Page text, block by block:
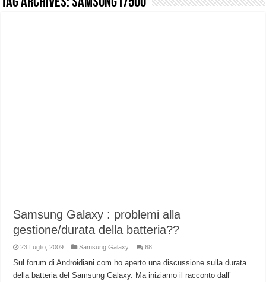
Samsung Galaxy : problemi alla
gestione/durata della batteria??
23 Luglio, 2009 Samsung Galaxy 68
Sul forum di Androidiani.com ho aperto una discussione sulla durata
della batteria del Samsung Galaxy. Ma iniziamo il racconto dall’